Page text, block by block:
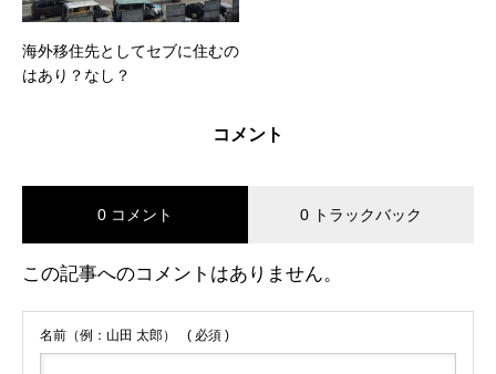
海外移住先としてセブに住むの
はあり？なし？
コメント
0 コメント 0 トラックバック
この記事へのコメントはありません。
名前（例：山田 太郎） ( 必須 )